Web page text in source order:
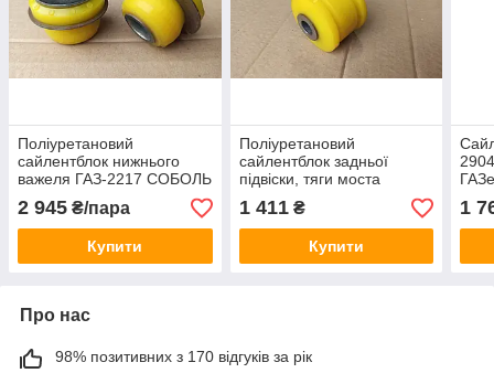
Поліуретановий
сайлентблок нижнього
важеля ГАЗ-2217 CОБОЛЬ
( 2217-2904152)
2 945 ₴/пара
Купити
Поліуретановий
сайлентблок задньої
підвіски, тяги моста
MITSUBISHI PAJERO
SPORT
1 411₴
Купити
1
Про нас
98% позитивних з 170 відгуків за рік